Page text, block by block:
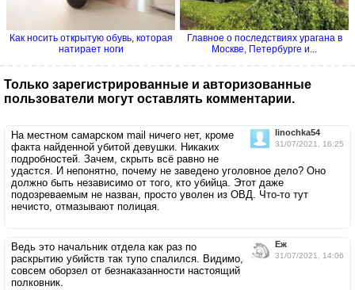
Как носить открытую обувь, которая
натирает ноги
Главное о последствиях урагана в
Москве, Петербурге и...
Только зарегистрированные и авторизованные
пользователи могут оставлять комментарии.
linochka54
31/07/2021, 16:25
На местном самарском mail ничего нет, кроме
факта найденной убитой девушки. Никаких
подробностей. Зачем, скрыть всё равно не
удастся. И непонятно, почему не заведено уголовное дело? Оно
должно быть независимо от того, кто убийца. Этот даже
подозреваемым не назван, просто уволен из ОВД. Что-то тут
нечисто, отмазывают полицая.
Ёж
31/07/2021, 14:06
Ведь это начальник отдела как раз по
раскрытию убийств так тупо спалился. Видимо,
совсем оборзел от безнаказанности настоящий
полковник.